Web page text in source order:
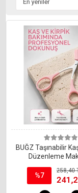
BUĞZ Taşınabilir
Düzenleme
Ergonomik Tasarım
%7
258,40